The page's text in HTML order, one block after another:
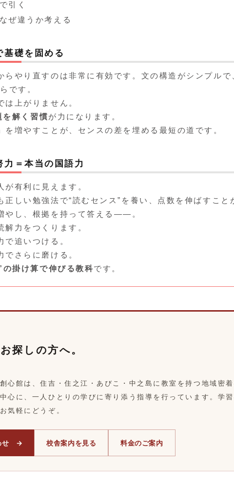
引く
ぜ違うか考える
基礎を固める
らやり直すのは非常に有効です。文の構造がシンプルで
です。
は上がりません。
解く習慣が力になります。
を増やすことが、センスの差を埋める最短の道です。
力＝本当の国語力
が有利に見えます。
正しい勉強法で“読むセンス”を養い、点数を伸ばすこと
やし、根拠を持って答える――。
解力をつくります。
で追いつける。
でさらに磨ける。
の掛け算で伸びる教科です。
探しの方へ。
心館は、住吉・住之江・あびこ・中之島に教室を持つ地域密
心に、一人ひとりの学びに寄り添う指導を行っています。学習
気軽にどうぞ。
せ → 校舎案内を見る 料金のご案内